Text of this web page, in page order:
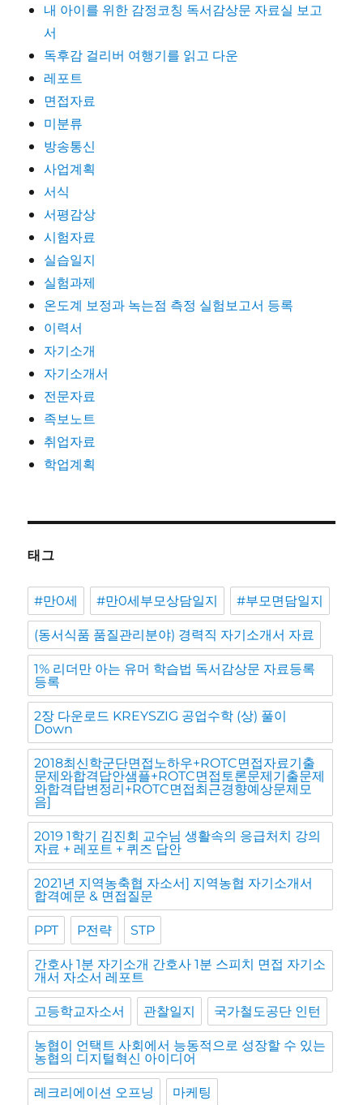
내 아이를 위한 감정코칭 독서감상문 자료실 보고
서
독후감 걸리버 여행기를 읽고 다운
레포트
면접자료
미분류
방송통신
사업계획
서식
서평감상
시험자료
실습일지
실험과제
온도계 보정과 녹는점 측정 실험보고서 등록
이력서
자기소개
자기소개서
전문자료
족보노트
취업자료
학업계획
태그
#만0세 #만0세부모상담일지 #부모면담일지
(동서식품 품질관리분야) 경력직 자기소개서 자료
1% 리더만 아는 유머 학습법 독서감상문 자료등록
등록
2장 다운로드 KREYSZIG 공업수학 (상) 풀이
Down
2018최신학군단면접노하우+ROTC면접자료기출
문제와합격답안샘플+ROTC면접토론문제기출문제
와합격답변정리+ROTC면접최근경향예상문제모
음]
2019 1학기 김진회 교수님 생활속의 응급처치 강의
자료 + 레포트 + 퀴즈 답안
2021년 지역농축협 자소서] 지역농협 자기소개서
합격예문 & 면접질문
PPT P전략 STP
간호사 1분 자기소개 간호사 1분 스피치 면접 자기소
개서 자소서 레포트
고등학교자소서 관찰일지 국가철도공단 인턴
농협이 언택트 사회에서 능동적으로 성장할 수 있는
농협의 디지털혁신 아이디어
레크리에이션 오프닝 마케팅